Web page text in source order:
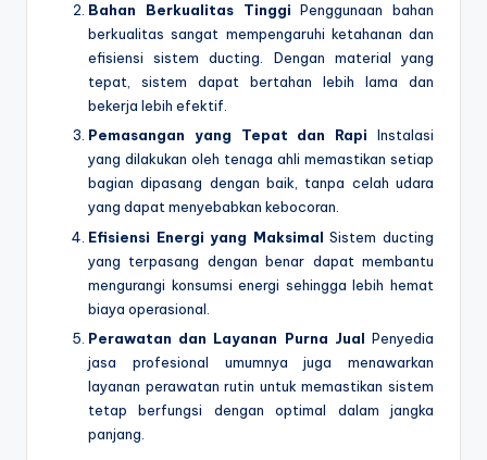
Bahan Berkualitas Tinggi Penggunaan bahan
berkualitas sangat mempengaruhi ketahanan dan
efisiensi sistem ducting. Dengan material yang
tepat, sistem dapat bertahan lebih lama dan
bekerja lebih efektif.
Pemasangan yang Tepat dan Rapi Instalasi
yang dilakukan oleh tenaga ahli memastikan setiap
bagian dipasang dengan baik, tanpa celah udara
yang dapat menyebabkan kebocoran.
Efisiensi Energi yang Maksimal Sistem ducting
yang terpasang dengan benar dapat membantu
mengurangi konsumsi energi sehingga lebih hemat
biaya operasional.
Perawatan dan Layanan Purna Jual Penyedia
jasa profesional umumnya juga menawarkan
layanan perawatan rutin untuk memastikan sistem
tetap berfungsi dengan optimal dalam jangka
panjang.